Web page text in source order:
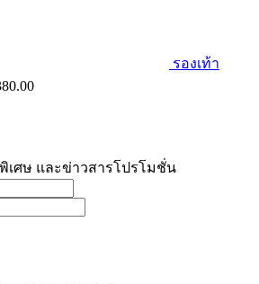
รองเท้า
เศษ และข่าวสารโปรโมชั่น